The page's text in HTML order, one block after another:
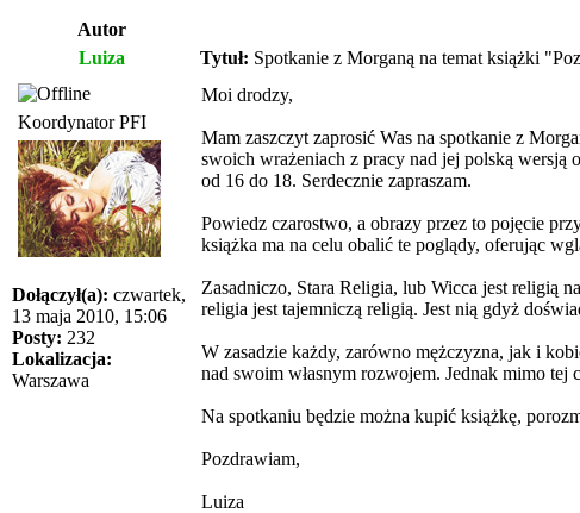
Autor
Luiza
Tytuł: Spotkanie z Morganą na temat książki
Koordynator PFI
Dołączył(a): czwartek,
13 maja 2010, 15:06
Posty: 232
Lokalizacja:
Warszawa
Moi drodzy,
Mam zaszczyt zaprosić Was na spotkanie z
swoich wrażeniach z pracy nad jej polską wersją
od 16 do 18. Serdecznie zapraszam.
Powiedz czarostwo, a obrazy przez to pojęcie
książka ma na celu obalić te poglądy, oferując
Zasadniczo, Stara Religia, lub Wicca jest religią
religia jest tajemniczą religią. Jest nią gdyż
W zasadzie każdy, zarówno mężczyzna, jak i
nad swoim własnym rozwojem. Jednak mimo
Na spotkaniu będzie można kupić książkę,
Pozdrawiam,
Luiza